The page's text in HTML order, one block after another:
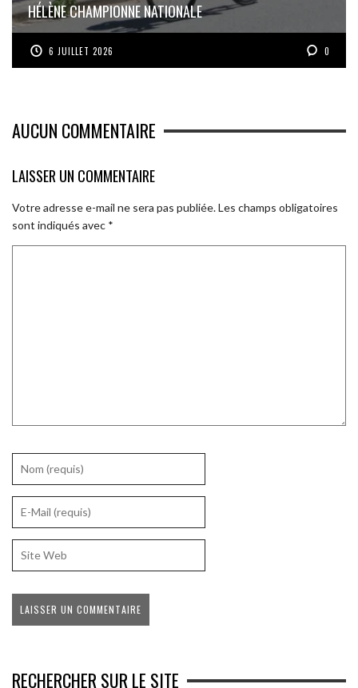
HÉLÈNE CHAMPIONNE NATIONALE
6 JUILLET 2026 0
AUCUN COMMENTAIRE
LAISSER UN COMMENTAIRE
Votre adresse e-mail ne sera pas publiée.Les champs obligatoires
sont indiqués avec *
RECHERCHER SUR LE SITE